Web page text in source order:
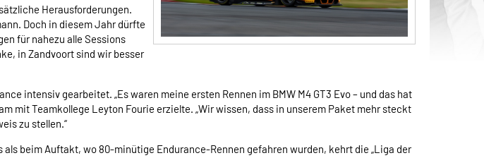
Herausforderungen.
Doch in diesem Jahr dürfte
für nahezu alle Sessions
in Zandvoort sind wir besser
intensiv gearbeitet. „Es waren meine ersten Rennen im BMW M4 GT3 Evo – und das hat
mit Teamkollege Leyton Fourie erzielte. „Wir wissen, dass in unserem Paket mehr steckt
zu stellen.“
als beim Auftakt, wo 80-minütige Endurance-Rennen gefahren wurden, kehrt die „Liga der